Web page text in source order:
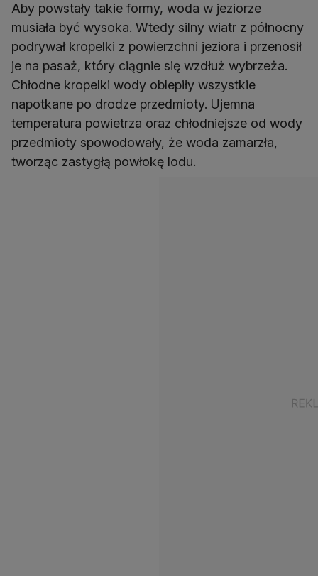
Aby powstały takie formy, woda w jeziorze
musiała być wysoka. Wtedy silny wiatr z północny
podrywał kropelki z powierzchni jeziora i przenosił
je na pasaż, który ciągnie się wzdłuż wybrzeża.
Chłodne kropelki wody oblepiły wszystkie
napotkane po drodze przedmioty. Ujemna
temperatura powietrza oraz chłodniejsze od wody
przedmioty spowodowały, że woda zamarzła,
tworząc zastygłą powłokę lodu.